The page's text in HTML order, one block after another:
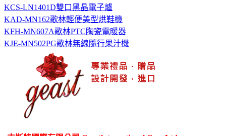
KCS-LN1401D雙口黑晶電子爐
KAD-MN162歌林輕便美型烘鞋機
KFH-MN607A歌林PTC陶瓷電暖器
KJE-MN502PG歌林無線隨行果汁機